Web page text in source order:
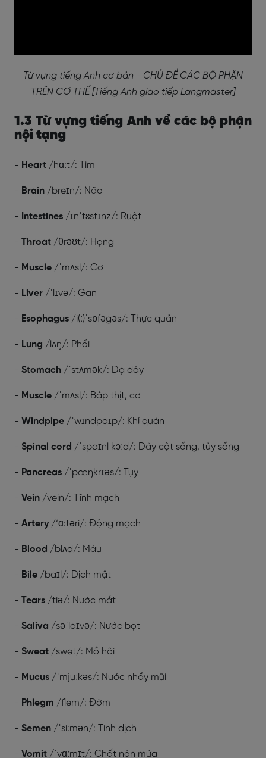
Từ vựng tiếng Anh cơ bản - CHỦ ĐỀ CÁC BỘ PHẬN
TRÊN CƠ THỂ [Tiếng Anh giao tiếp Langmaster]
1.3 Từ vựng tiếng Anh về các bộ phận
nội tạng
- Heart /hɑːt/: Tim
- Brain /breɪn/: Não
- Intestines /ɪnˈtɛstɪnz/: Ruột
- Throat /θrəʊt/: Họng
- Muscle /ˈmʌsl/: Cơ
- Liver /ˈlɪvə/: Gan
- Esophagus /i(ː)ˈsɒfəgəs/: Thực quản
- Lung /lʌŋ/: Phổi
- Stomach /ˈstʌmək/: Dạ dày
- Muscle /ˈmʌsl/: Bắp thịt, cơ
- Windpipe /ˈwɪndpaɪp/: Khí quản
- Spinal cord /ˈspaɪnl kɔːd/: Dây cột sống, tủy sống
- Pancreas /ˈpæŋkrɪəs/: Tụy
- Vein /vein/: Tĩnh mạch
- Artery /‘ɑ:təri/: Động mạch
- Blood /blʌd/: Máu
- Bile /baɪl/: Dịch mật
- Tears /tiə/: Nước mắt
- Saliva /səˈlaɪvə/: Nước bọt
- Sweat /swet/: Mồ hôi
- Mucus /ˈmjuːkəs/: Nước nhầy mũi
- Phlegm /flem/: Đờm
- Semen /ˈsiːmən/: Tinh dịch
- Vomit /ˈvɑːmɪt/: Chất nôn mửa